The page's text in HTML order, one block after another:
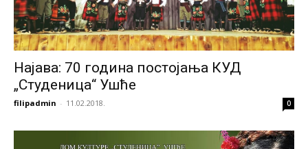
Најава: 70 година постојања КУД
„Студеница“ Ушће
filipadmin - 11.02.2018. 0